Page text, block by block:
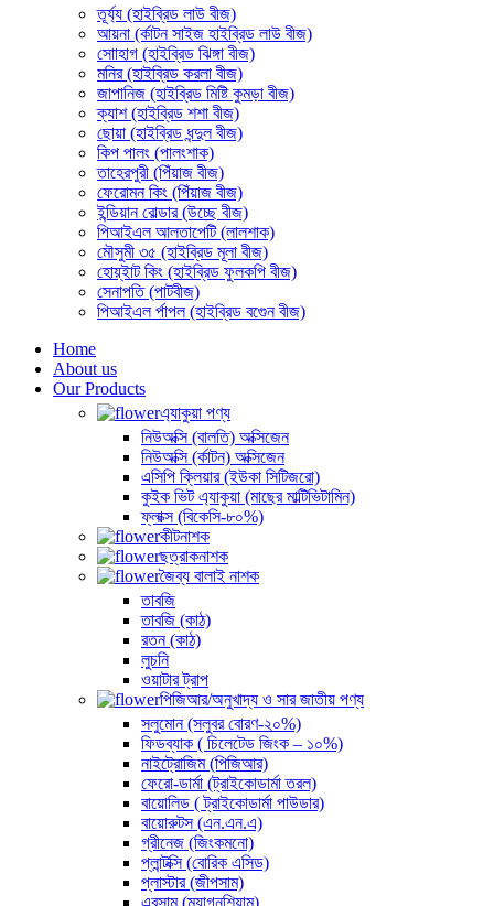
তূর্য্য (হাইব্রিড লাউ বীজ)
আয়না (র্কাটন সাইজ হাইব্রিড লাউ বীজ)
সোাহাগ (হাইব্রিড ঝিঙ্গা বীজ)
মনির (হাইব্রিড করলা বীজ)
জাপানিজ (হাইব্রিড মিষ্টি কুমড়া বীজ)
ক্যাশ (হাইব্রিড শশা বীজ)
ছোয়া (হাইব্রিড ধন্দুল বীজ)
কিপ পালং (পালংশাক)
তাহেরপুরী (পিঁয়াজ বীজ)
ফেরোমন কিং (পিঁয়াজ বীজ)
ইন্ডিয়ান বোল্ডার (উচ্ছে বীজ)
পিআইএল আলতাপেটি (লালশাক)
মৌসুমী ৩৫ (হাইব্রিড মূলা বীজ)
হোয়্ইাট কিং (হাইব্রিড ফুলকপি বীজ)
সেনাপতি (পাটবীজ)
পিআইএল র্পাপল (হাইব্রিড বগেুন বীজ)
Home
About us
Our Products
এ্যাকুয়া পণ্য
নিউঅক্সি (বালতি) অক্সিজেন
নিউঅক্সি (র্কাটন) অক্সিজেন
এসিপি ক্লিয়ার (ইউকা সিটিজরো)
কুইক ভিট এ্যাকুয়া (মাছের মাল্টিভিটামিন)
ফ্লাক্স (বিকেসি-৮০%)
কীটনাশক
ছত্রাকনাশক
জৈব্য বালাই নাশক
তাবজি
তাবজি (কাঠ)
রতন (কাঠ)
লুচনি
ওয়াটার ট্রাপ
পিজিআর/অনুখাদ্য ও সার জাতীয় পণ্য
সলুমোন (সলুবর বোরণ-২০%)
ফিডব্যাক ( চিলেটেড জিংক – ১০%)
নাইট্রোজিম (পিজিআর)
ফেরো-ডার্মা (ট্রাইকোডার্মা তরল)
বায়োলিড ( ট্রাইকোডার্মা পাউডার)
বায়োরুটস (এন.এন.এ)
গ্রীনেজ (জিংকমনো)
প্লান্টক্সি (বোরিক এসিড)
প্লাস্টার (জীপসাম)
এবসাম (ম্যাগনশিয়াম)